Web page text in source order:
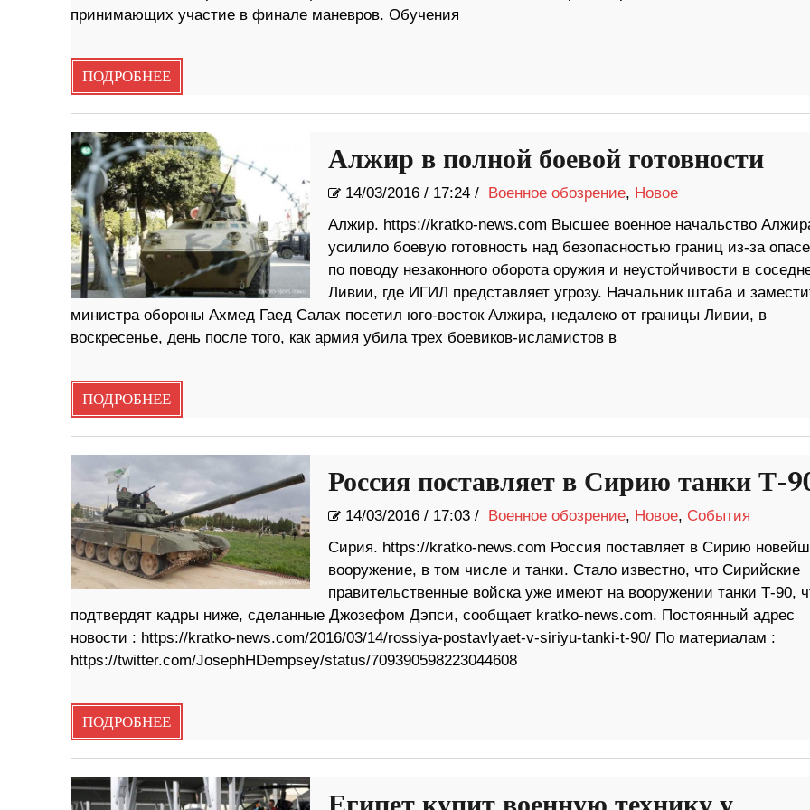
принимающих участие в финале маневров. Обучения
ПОДРОБНЕЕ
Алжир в полной боевой готовности
14/03/2016/ 17:24 / Военное обозрение, Новое
Алжир. https://kratko-news.com Высшее военное начальство
усилило боевую готовность над безопасностью границ из-за
по поводу незаконного оборота оружия и неустойчивости в
Ливии, где ИГИЛ представляет угрозу. Начальник штаба и
министра обороны Ахмед Гаед Салах посетил юго-восток Алжира, недалеко от границы Ливии, в
воскресенье, день после того, как армия убила трех боевиков-исламистов в
ПОДРОБНЕЕ
Россия поставляет в Сирию танки Т-
14/03/2016/ 17:03 / Военное обозрение, Новое, События
Сирия. https://kratko-news.com Россия поставляет в Сирию
вооружение, в том числе и танки. Стало известно, что Сирийские
правительственные войска уже имеют на вооружении танки Т-90,
подтвердят кадры ниже, сделанные Джозефом Дэпси, сообщает kratko-news.com. Постоянный адрес
новости : https://kratko-news.com/2016/03/14/rossiya-postavlyaet-v-siriyu-tanki-t-90/ По материалам :
https://twitter.com/JosephHDempsey/status/709390598223044608
ПОДРОБНЕЕ